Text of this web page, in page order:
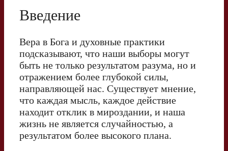
Введение
Вера в Бога и духовные практики
подсказывают, что наши выборы могут
быть не только результатом разума, но и
отражением более глубокой силы,
направляющей нас. Существует мнение,
что каждая мысль, каждое действие
находит отклик в мироздании, и наша
жизнь не является случайностью, а
результатом более высокого плана.